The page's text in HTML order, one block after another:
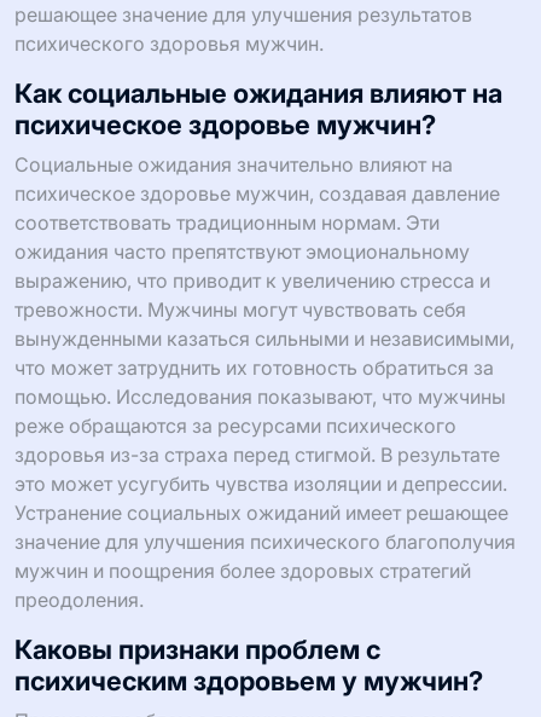
решающее значение для улучшения результатов
психического здоровья мужчин.
Как социальные ожидания влияют на
психическое здоровье мужчин?
Социальные ожидания значительно влияют на
психическое здоровье мужчин, создавая давление
соответствовать традиционным нормам. Эти
ожидания часто препятствуют эмоциональному
выражению, что приводит к увеличению стресса и
тревожности. Мужчины могут чувствовать себя
вынужденными казаться сильными и независимыми,
что может затруднить их готовность обратиться за
помощью. Исследования показывают, что мужчины
реже обращаются за ресурсами психического
здоровья из-за страха перед стигмой. В результате
это может усугубить чувства изоляции и депрессии.
Устранение социальных ожиданий имеет решающее
значение для улучшения психического благополучия
мужчин и поощрения более здоровых стратегий
преодоления.
Каковы признаки проблем с
психическим здоровьем у мужчин?